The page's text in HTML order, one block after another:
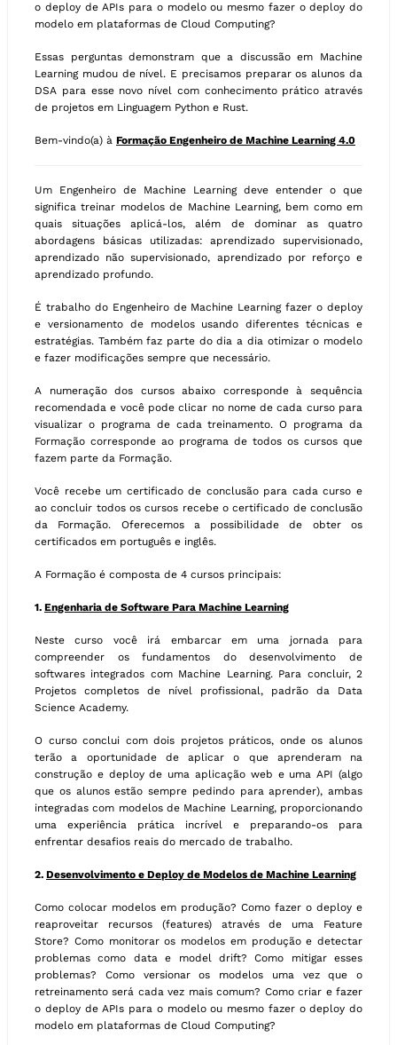
o deploy de APIs para o modelo ou mesmo fazer o deploy do
modelo em plataformas de Cloud Computing?
Essas perguntas demonstram que a discussão em Machine
Learning mudou de nível. E precisamos preparar os alunos da
DSA para esse novo nível com conhecimento prático através
de projetos em Linguagem Python e Rust.
Bem-vindo(a) à Formação Engenheiro de Machine Learning 4.0
Um Engenheiro de Machine Learning deve entender o que
significa treinar modelos de Machine Learning, bem como em
quais situações aplicá-los, além de dominar as quatro
abordagens básicas utilizadas: aprendizado supervisionado,
aprendizado não supervisionado, aprendizado por reforço e
aprendizado profundo.
É trabalho do Engenheiro de Machine Learning fazer o deploy
e versionamento de modelos usando diferentes técnicas e
estratégias. Também faz parte do dia a dia otimizar o modelo
e fazer modificações sempre que necessário.
A numeração dos cursos abaixo corresponde à sequência
recomendada e você pode clicar no nome de cada curso para
visualizar o programa de cada treinamento. O programa da
Formação corresponde ao programa de todos os cursos que
fazem parte da Formação.
Você recebe um certificado de conclusão para cada curso e
ao concluir todos os cursos recebe o certificado de conclusão
da Formação. Oferecemos a possibilidade de obter os
certificados em português e inglês.
A Formação é composta de 4 cursos principais:
1. Engenharia de Software Para Machine Learning
Neste curso você irá embarcar em uma jornada para
compreender os fundamentos do desenvolvimento de
softwares integrados com Machine Learning. Para concluir, 2
Projetos completos de nível profissional, padrão da Data
Science Academy.
O curso conclui com dois projetos práticos, onde os alunos
terão a oportunidade de aplicar o que aprenderam na
construção e deploy de uma aplicação web e uma API (algo
que os alunos estão sempre pedindo para aprender), ambas
integradas com modelos de Machine Learning, proporcionando
uma experiência prática incrível e preparando-os para
enfrentar desafios reais do mercado de trabalho.
2. Desenvolvimento e Deploy de Modelos de Machine Learning
Como colocar modelos em produção? Como fazer o deploy e
reaproveitar recursos (features) através de uma Feature
Store? Como monitorar os modelos em produção e detectar
problemas como data e model drift? Como mitigar esses
problemas? Como versionar os modelos uma vez que o
retreinamento será cada vez mais comum? Como criar e fazer
o deploy de APIs para o modelo ou mesmo fazer o deploy do
modelo em plataformas de Cloud Computing?